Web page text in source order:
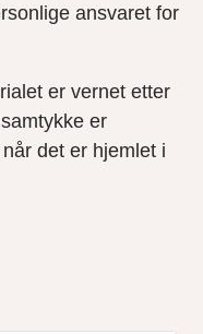
ansvaret for
er vernet etter
er
det er hjemlet i